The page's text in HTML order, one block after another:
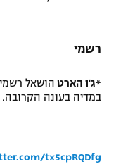
תקנון פעילות
ספורט אתגרי
אומנויות לחימה
רשמי
*ג'ו הארט הושאל
במדיה בעונה הקרובה.
tx5cpRQDfg